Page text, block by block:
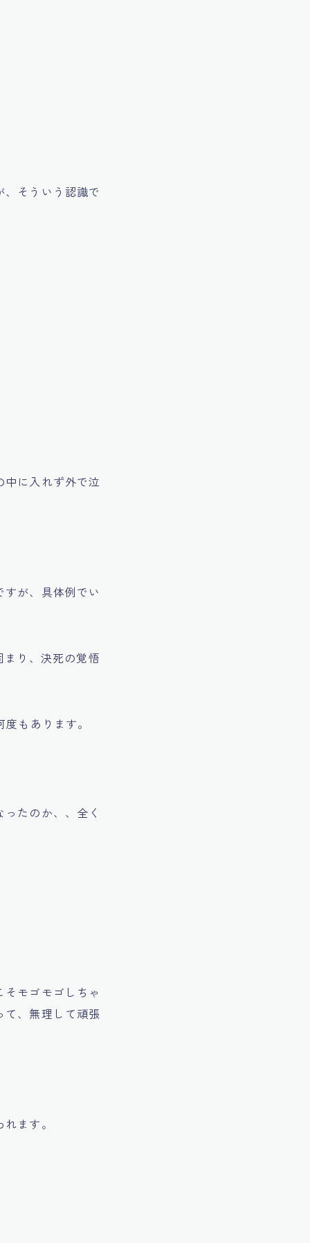
そういう認識で
に入れず外で泣
が、具体例でい
まり、決死の覚悟
もあります。
たのか、、全く
モゴモゴしちゃ
、無理して頑張
ます。